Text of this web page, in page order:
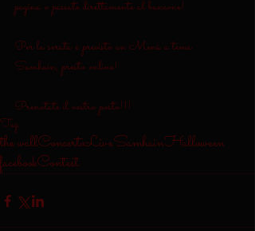
pagina o passate direttamente al bancone!
Per la serata è previsto un Menù a tema
Samhain, presto online!
Prenotate il vostro posto!!!
Tag:
the wallConcertoLiveSamhainHalloween
facebookContest